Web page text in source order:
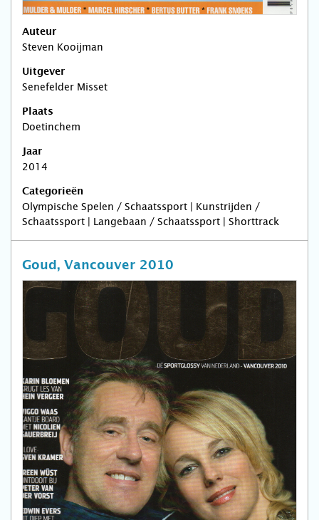
Auteur
Steven Kooijman
Uitgever
Senefelder Misset
Plaats
Doetinchem
Jaar
2014
Categorieën
Olympische Spelen / Schaatssport | Kunstrijden /
Schaatssport | Langebaan / Schaatssport | Shorttrack
Goud, Vancouver 2010